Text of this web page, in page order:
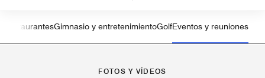
Flecha izquierda
RestaurantesGimnasio y entretenimientoGolfEventos y reuniones
FOTOS Y VÍDEOS